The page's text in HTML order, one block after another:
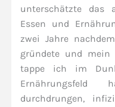
unterschätzte das
Essen und
zwei Jahre
gründete und mein
tappe ich im
Ernährungsfeld
durchdrungen,